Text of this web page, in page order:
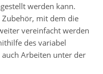
werden kann.
Zubehör, mit dem die
vereinfacht werden
des variabel
Arbeiten unter der